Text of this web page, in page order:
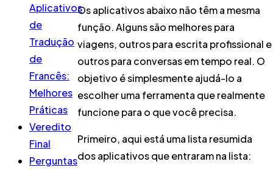
Aplicativos
de
Tradução
de
Francês:
Melhores
Práticas
Veredito
Final
Perguntas
Os aplicativos abaixo não têm a mesma
função. Alguns são melhores para
viagens, outros para escrita profissional e
outros para conversas em tempo real. O
objetivo é simplesmente ajudá-lo a
escolher uma ferramenta que realmente
funcione para o que você precisa.
Primeiro, aqui está uma lista resumida
dos aplicativos que entraram na lista: